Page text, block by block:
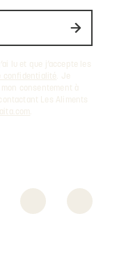
lu et que j’accepte les
confidentialité
. Je
consentement à
Les Aliments